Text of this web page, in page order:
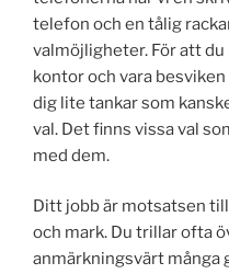
telefon och en tålig
valmöjligheter. För att
kontor och vara besviken
dig lite tankar som
val. Det finns vissa val
med dem.
Ditt jobb är motsatsen
och mark. Du trillar ofta
anmärkningsvärt många